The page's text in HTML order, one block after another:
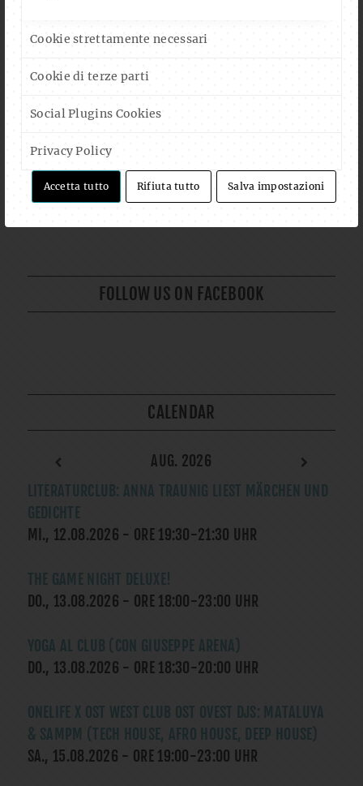
Cookie strettamente necessari
Cookie di terze parti
Social Plugins Cookies
Privacy Policy
Accetta tutto Rifiuta tutto
Salva impostazioni
Mehr laden
Auf Instagram folgen
FOLLOW US ON FACEBOOK
CALENDAR
AUG. 2026
LITERATURCLUB: ANNA TRAUNIG LIEST MÄRCHEN UND
GEDICHTE
MI., 12.08.2026 - ORE 19:30-21:30 UHR
THE GAME NIGHT DELUXE!
DO., 13.08.2026 - ORE 18:00-23:00 UHR
YOGA AL CLUB (CON GIUSEPPE ARENA)
DO., 13.08.2026 - ORE 18:30-20:00 UHR
ONELIFE X OST WEST CLUB OST OVEST DJS: MATALUYA
& SAMPM (TECH HOUSE, AFRO HOUSE, DEEP HOUSE)
SA., 15.08.2026 - ORE 19:00-23:00 UHR